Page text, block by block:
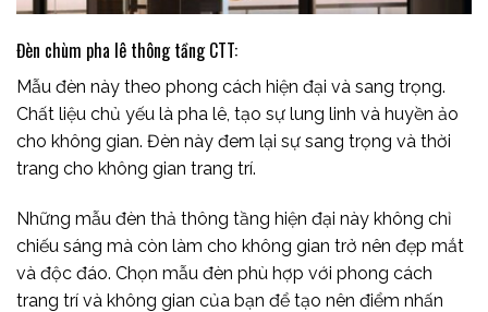
Đèn chùm pha lê thông tầng CTT:
Mẫu đèn này theo phong cách hiện đại và sang trọng.
Chất liệu chủ yếu là pha lê, tạo sự lung linh và huyền ảo
cho không gian. Đèn này đem lại sự sang trọng và thời
trang cho không gian trang trí.
Những mẫu đèn thả thông tầng hiện đại này không chỉ
chiếu sáng mà còn làm cho không gian trở nên đẹp mắt
và độc đáo. Chọn mẫu đèn phù hợp với phong cách
trang trí và không gian của bạn để tạo nên điểm nhấn